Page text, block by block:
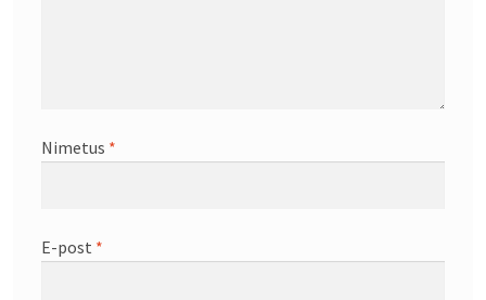
Nimetus *
E-post *